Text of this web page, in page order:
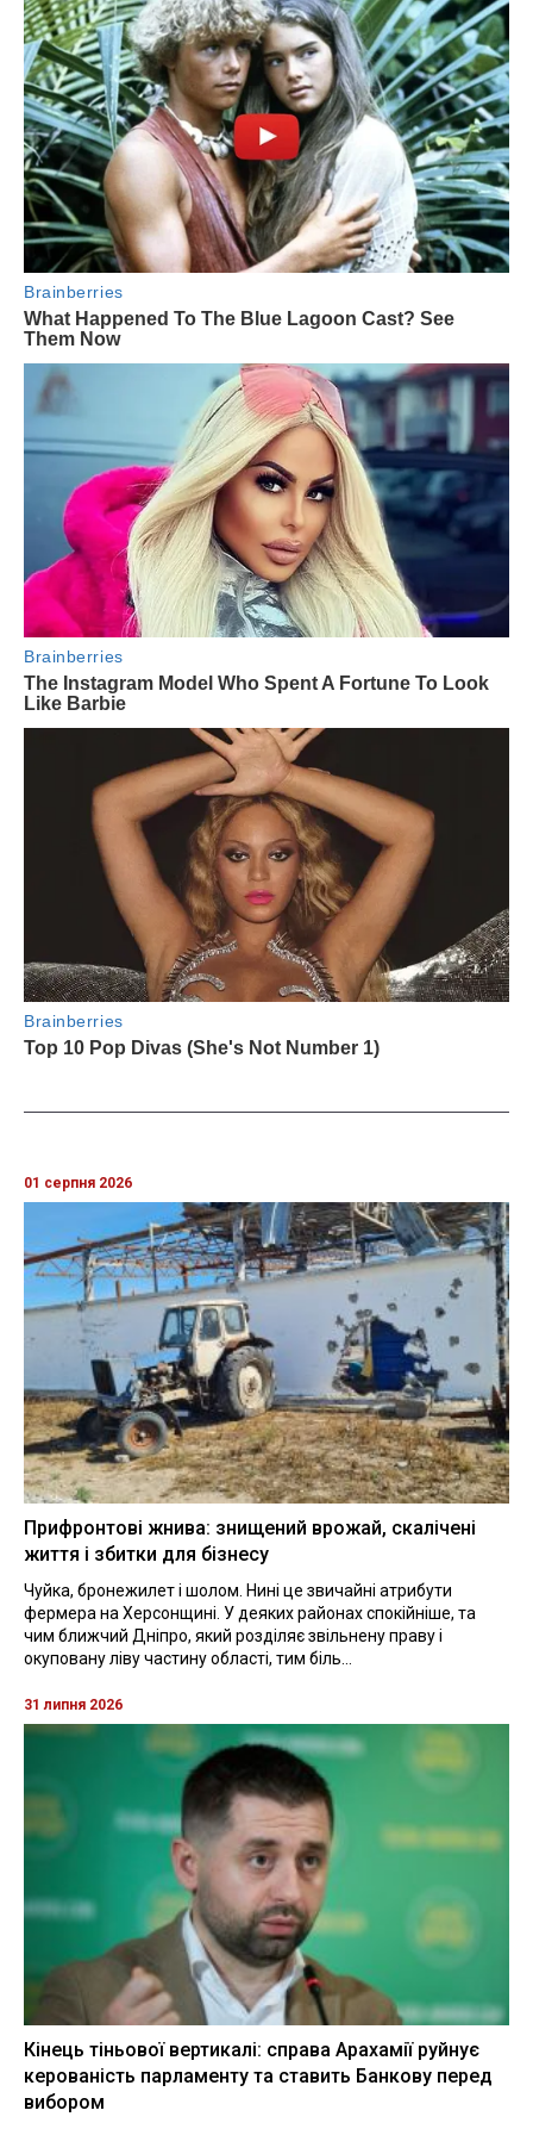
01 серпня 2026
Прифронтові жнива: знищений врожай, скалічені
життя і збитки для бізнесу
Чуйка, бронежилет і шолом. Нині це звичайні атрибути
фермера на Херсонщині. У деяких районах спокійніше, та
чим ближчий Дніпро, який розділяє звільнену праву і
окуповану ліву частину області, тим біль...
31 липня 2026
Кінець тіньової вертикалі: справа Арахамії руйнує
керованість парламенту та ставить Банкову перед
вибором